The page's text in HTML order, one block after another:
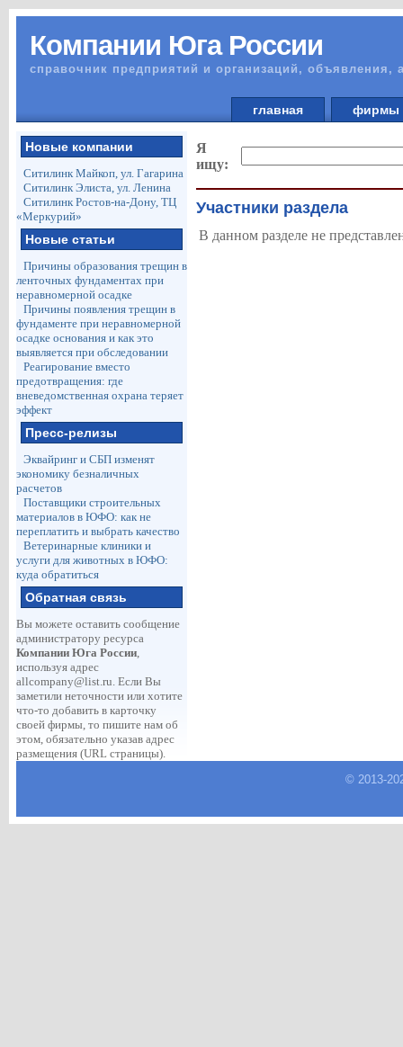
Компании Юга России
справочник предприятий и организаций, объявления,
главная
Новые компании
Ситилинк Майкоп, ул. Гагарина
Ситилинк Элиста, ул. Ленина
Ситилинк Ростов-на-Дону, ТЦ
«Меркурий»
Новые статьи
Причины образования трещин в
ленточных фундаментах при
неравномерной осадке
Причины появления трещин в
фундаменте при неравномерной
осадке основания и как это
выявляется при обследовании
Реагирование вместо
предотвращения: где
вневедомственная охрана теряет
эффект
Пресс-релизы
Эквайринг и СБП изменят
экономику безналичных
расчетов
Поставщики строительных
материалов в ЮФО: как не
переплатить и выбрать качество
Ветеринарные клиники и
услуги для животных в ЮФО:
куда обратиться
Обратная связь
Вы можете оставить сообщение
администратору ресурса
Компании Юга России,
используя адрес
allcompany@list.ru. Если Вы
заметили неточности или хотите
что-то добавить в карточку
своей фирмы, то пишите нам об
этом, обязательно указав адрес
размещения (URL страницы).
Я
ищу:
Участники раздела
В данном разделе не
© 2013-